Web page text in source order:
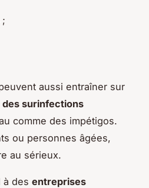
;
aussi entraîner sur
des surinfections
comme des impétigos.
ou personnes âgées,
au sérieux.
à des entreprises